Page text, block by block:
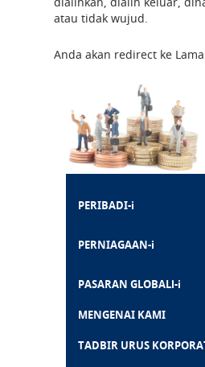
atau tidak wujud.
Anda akan redirect ke
PERIBADI-i
PERNIAGAAN-i
PASARAN GLOBALl-i
MENGENAI KAMI
TADBIR URUS